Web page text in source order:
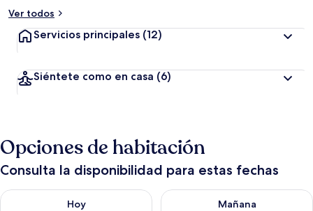
Ver todos
Servicios principales (12)
Siéntete como en casa (6)
Opciones de habitación
Consulta la disponibilidad para estas fechas
Hoy
Consulta la disponibilidad para hoy ago 7 - ago 8
Mañana
Consulta la disponibilidad